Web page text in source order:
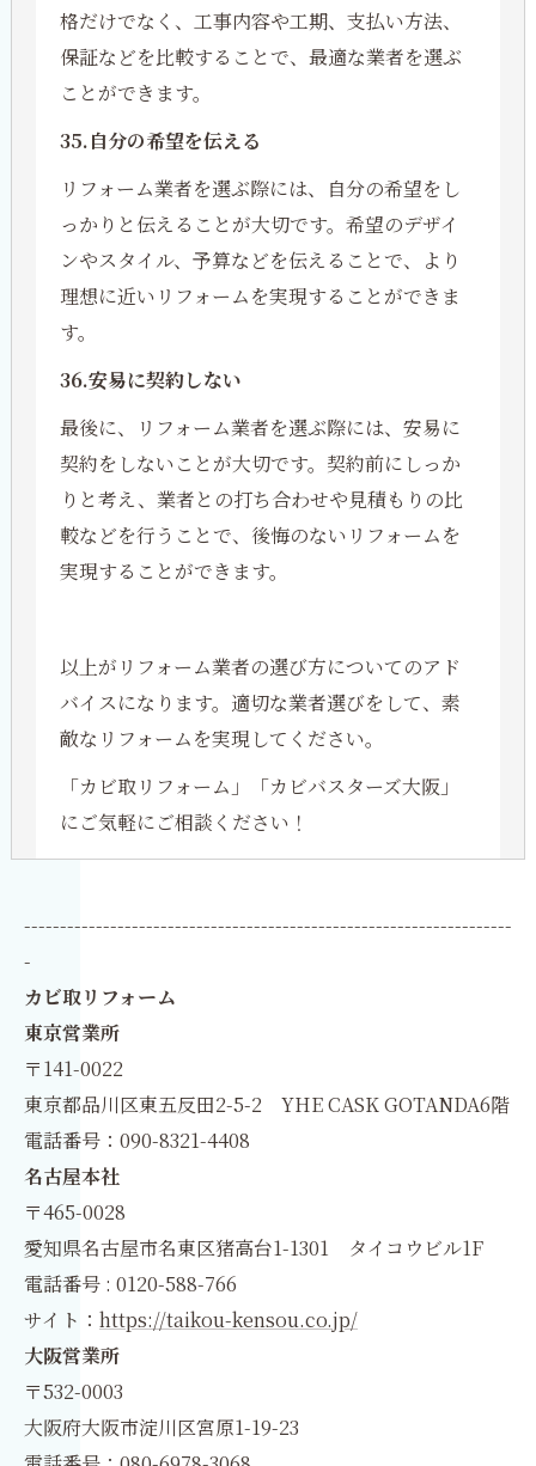
格だけでなく、工事内容や工期、支払い方法、
保証などを比較することで、最適な業者を選ぶ
ことができます。
35.自分の希望を伝える
リフォーム業者を選ぶ際には、自分の希望をし
っかりと伝えることが大切です。希望のデザイ
ンやスタイル、予算などを伝えることで、より
理想に近いリフォームを実現することができま
す。
36.安易に契約しない
最後に、リフォーム業者を選ぶ際には、安易に
契約をしないことが大切です。契約前にしっか
りと考え、業者との打ち合わせや見積もりの比
較などを行うことで、後悔のないリフォームを
実現することができます。
以上がリフォーム業者の選び方についてのアド
バイスになります。適切な業者選びをして、素
敵なリフォームを実現してください。
「カビ取リフォーム」「カビバスターズ大阪」
にご気軽にご相談ください！
--------------------------------------------------------------------
-
カビ取リフォーム
東京営業所
〒141-0022
東京都品川区東五反田2-5-2 YHE CASK GOTANDA6階
電話番号：090-8321-4408
名古屋本社
〒465-0028
愛知県名古屋市名東区猪高台1-1301 タイコウビル1F
電話番号 : 0120-588-766
サイト： https://taikou-kensou.co.jp/
大阪営業所
〒532-0003
大阪府大阪市淀川区宮原1-19-23